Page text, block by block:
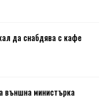
да снабдява с кафе
външна министърка